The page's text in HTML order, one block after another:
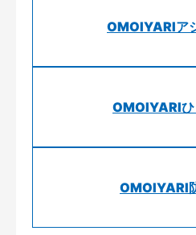
OMOIYARIア
OMOIYARI
OMOIYARI